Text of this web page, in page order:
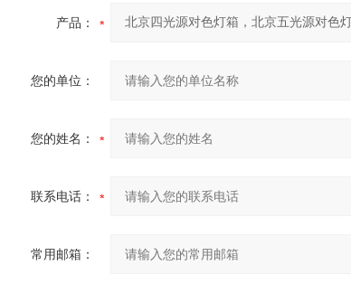
产品：
您的单位：
您的姓名：
联系电话：
常用邮箱：